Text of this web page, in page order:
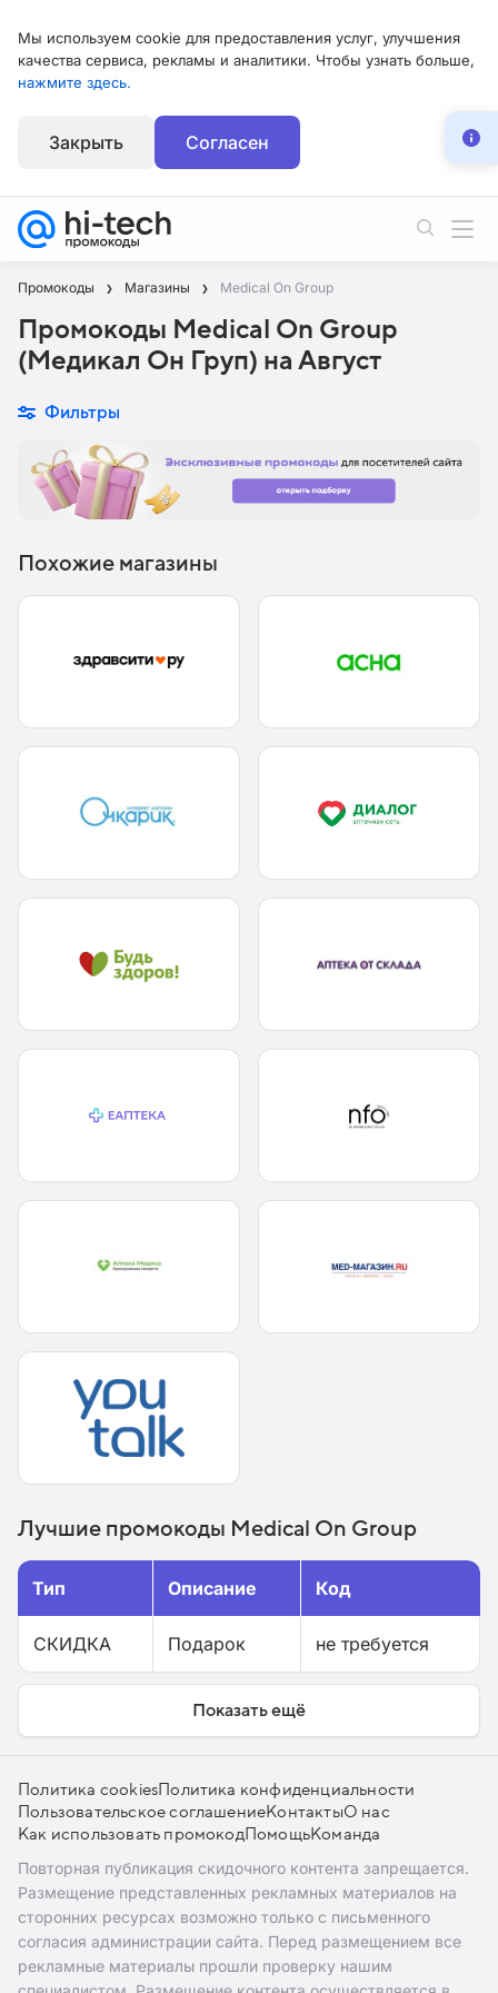
Мы используем cookie для предоставления услуг, улучшения
качества сервиса, рекламы и аналитики. Чтобы узнать больше,
нажмите здесь.
Закрыть Согласен
Промокоды Магазины Medical On Group
Промокоды Medical On Group
(Медикал Он Груп) на Август
Фильтры
Похожие магазины
Лучшие промокоды Medical On Group
Тип Описание Код
СКИДКА Подарок не требуется
Показать ещё
Политика cookiesПолитика конфиденциальности
Пользовательское соглашениеКонтактыО нас
Как использовать промокодПомощьКоманда
Повторная публикация скидочного контента запрещается.
Размещение представленных рекламных материалов на
сторонних ресурсах возможно только с письменного
согласия администрации сайта. Перед размещением все
рекламные материалы прошли проверку нашим